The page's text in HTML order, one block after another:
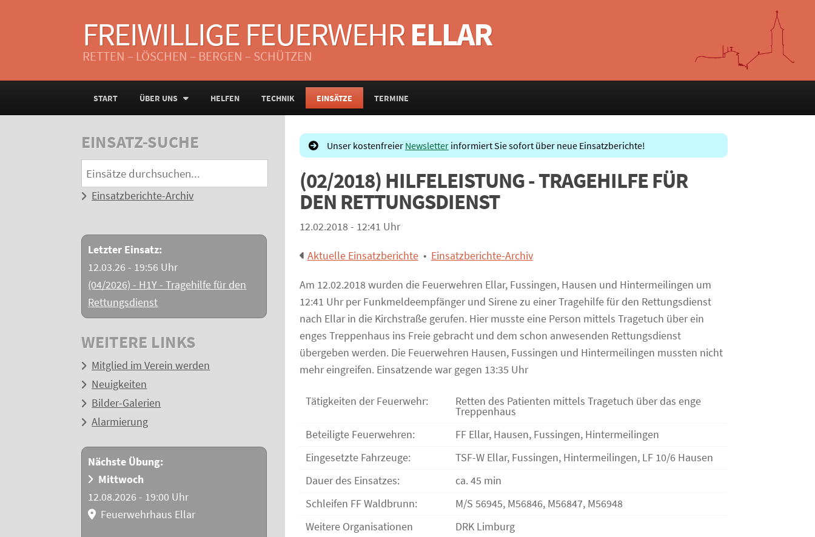
FREIWILLIGE FEUERWEHRELLAR
RETTEN – LÖSCHEN – BERGEN – SCHÜTZEN
START ÜBER UNS HELFEN TECHNIK EINSÄTZE TERMINE
EINSATZ-SUCHE
Einsatzberichte-Archiv
Letzter Einsatz:
12.03.26 - 19:56 Uhr
(04/2026) - H1Y - Tragehilfe für den
Rettungsdienst
WEITERE LINKS
Mitglied im Verein werden
Neuigkeiten
Bilder-Galerien
Alarmierung
Nächste Übung:
Mittwoch
12.08.2026 - 19:00 Uhr
Feuerwehrhaus Ellar
Unser kostenfreier Newsletterinformiert Sie sofort über neue Einsatzberichte!
(02/2018) HILFELEISTUNG - TRAGEHILFE FÜR
DEN RETTUNGSDIENST
12.02.2018 - 12:41 Uhr
Aktuelle Einsatzberichte• Einsatzberichte-Archiv
Am 12.02.2018 wurden die Feuerwehren Ellar, Fussingen, Hausen und Hintermeilingen um
12:41 Uhr per Funkmeldeempfänger und Sirene zu einer Tragehilfe für den Rettungsdienst
nach Ellar in die Kirchstraße gerufen. Hier musste eine Person mittels Tragetuch über ein
enges Treppenhaus ins Freie gebracht und dem schon anwesenden Rettungsdienst
übergeben werden. Die Feuerwehren Hausen, Fussingen und Hintermeilingen mussten nicht
mehr eingreifen. Einsatzende war gegen 13:35 Uhr
Tätigkeiten der Feuerwehr: Retten des Patienten mittels Tragetuch über das enge
Treppenhaus
Beteiligte Feuerwehren:
FF Ellar, Hausen, Fussingen, Hintermeilingen
Eingesetzte Fahrzeuge:
TSF-W Ellar, Fussingen, Hintermeilingen, LF 10/6 Hausen
Dauer des Einsatzes:
ca. 45 min
Schleifen FF Waldbrunn:
M/S 56945, M56846, M56847, M56948
Weitere Organisationen
DRK Limburg